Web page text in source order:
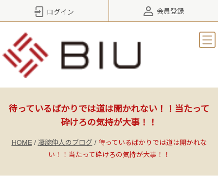
ログイン 会員登録
待っているばかりでは道は開かれない！！当たって
砕けろの気持が大事！！
HOME/ 凄腕仲人のブログ/ 待っているばかりでは道は開かれな
い！！当たって砕けろの気持が大事！！